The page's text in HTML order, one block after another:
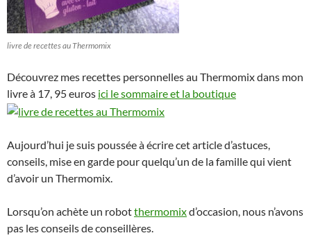
livre de recettes au Thermomix
Découvrez mes recettes personnelles au Thermomix dans mon
livre à 17, 95 euros ici le sommaire et la boutique
Aujourd’hui je suis poussée à écrire cet article d’astuces,
conseils, mise en garde pour quelqu’un de la famille qui vient
d’avoir un Thermomix.
Lorsqu’on achète un robotthermomixd’occasion, nous n’avons
pas les conseils de conseillères.